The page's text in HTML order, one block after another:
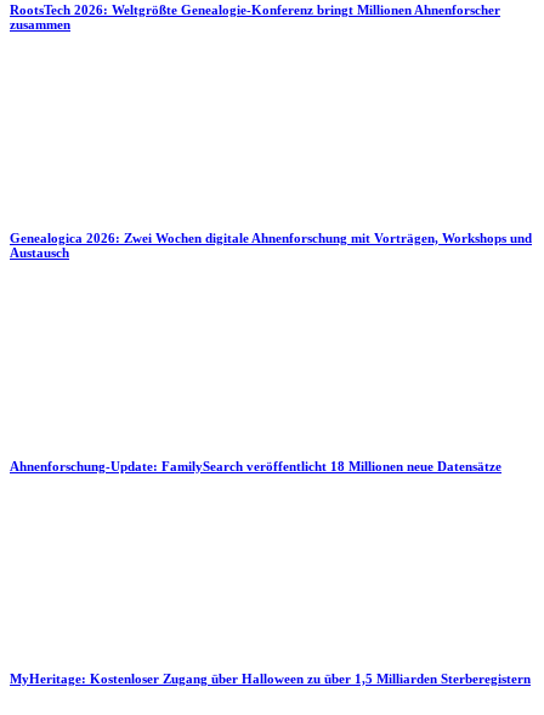
RootsTech 2026: Weltgrößte Genealogie-Konferenz bringt Millionen Ahnenforscher
zusammen
Genealogica 2026: Zwei Wochen digitale Ahnenforschung mit Vorträgen, Workshops und
Austausch
Ahnenforschung-Update: FamilySearch veröffentlicht 18 Millionen neue Datensätze
MyHeritage: Kostenloser Zugang über Halloween zu über 1,5 Milliarden Sterberegistern